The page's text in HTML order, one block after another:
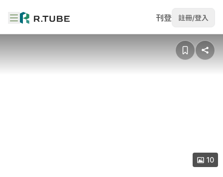
刊登 註冊/登入
10